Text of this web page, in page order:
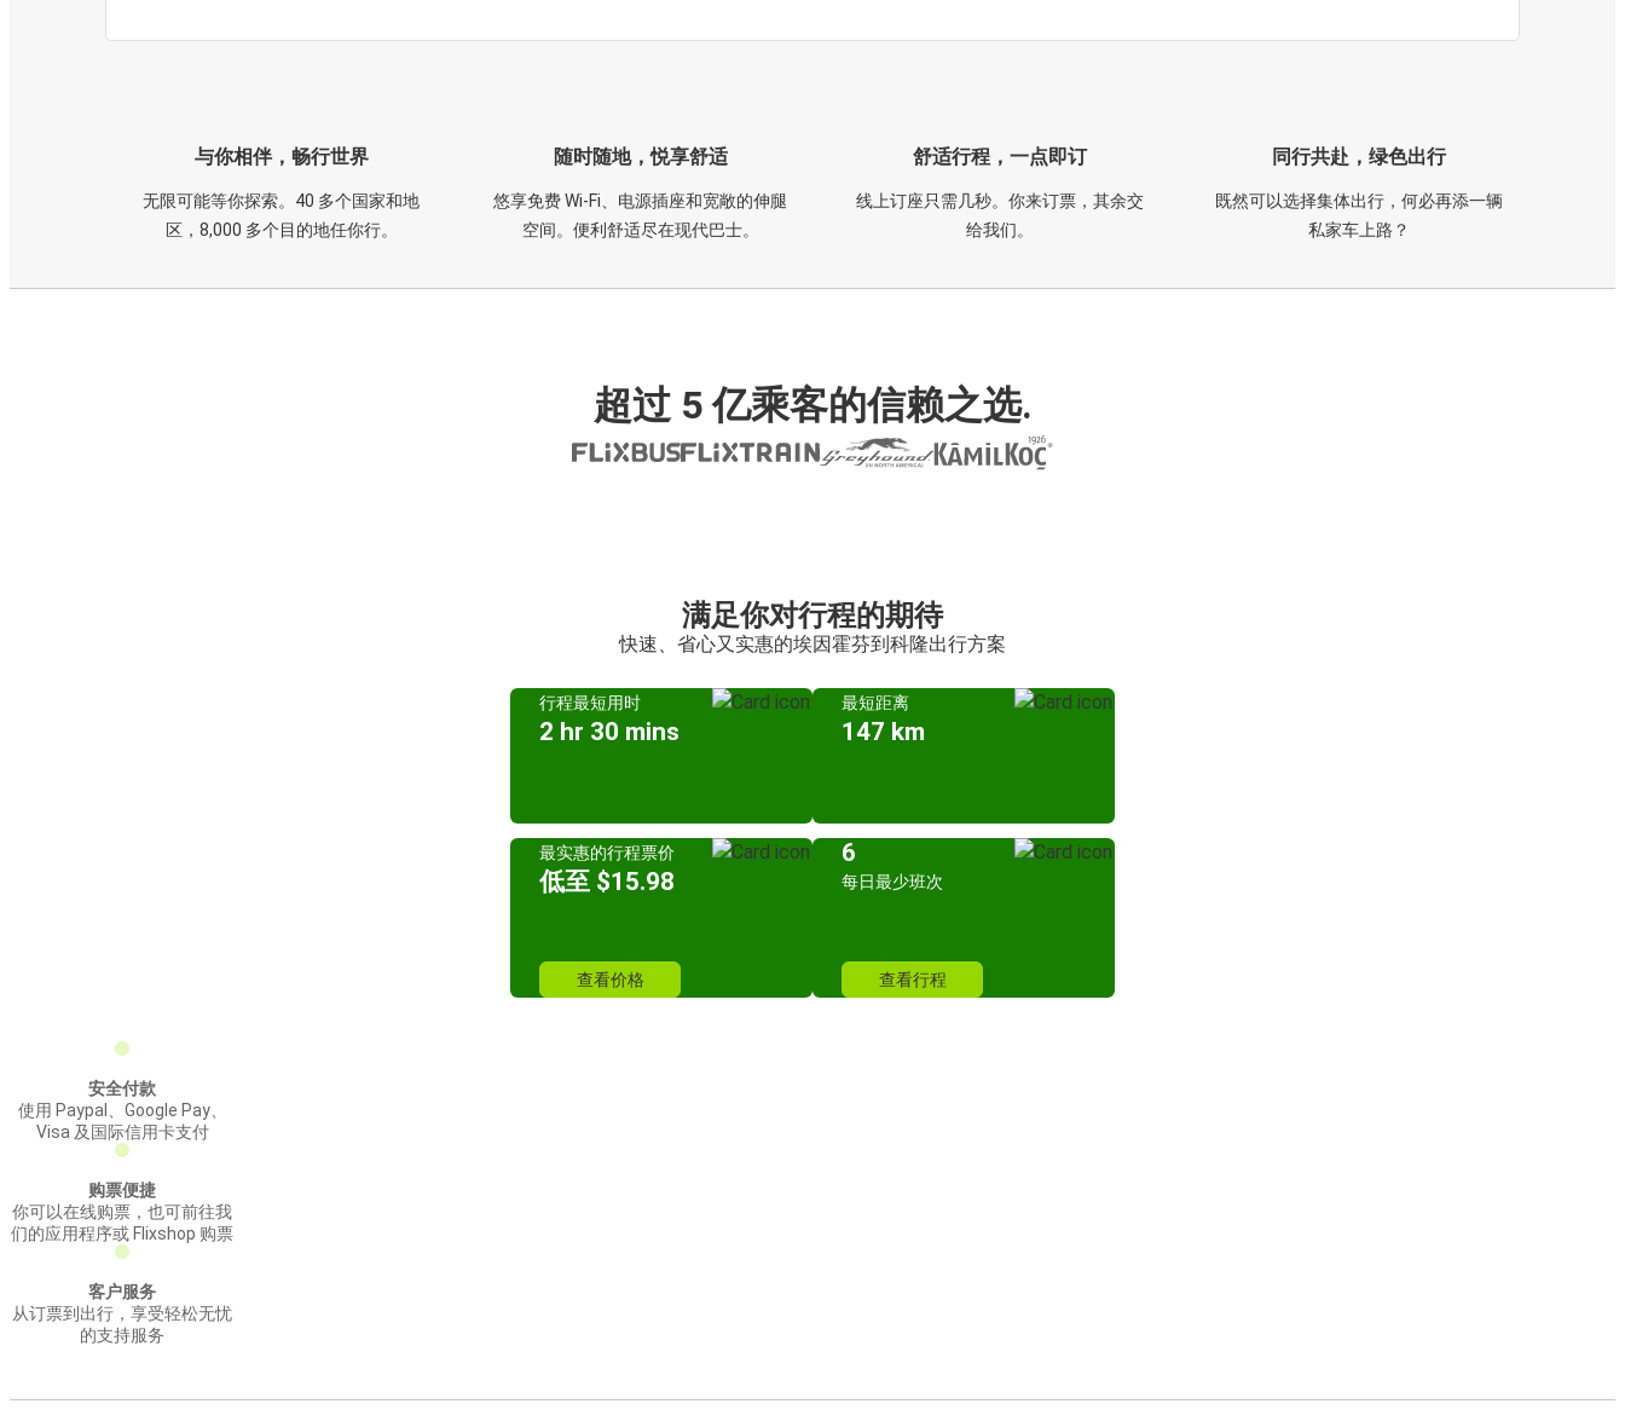
与你相伴，畅行世界
无限可能等你探索。40 多个国家和地
区，8,000 多个目的地任你行。
随时随地，悦享舒适
悠享免费 Wi-Fi、电源插座和宽敞的伸腿
空间。便利舒适尽在现代巴士。
舒适行程，一点即订
线上订座只需几秒。你来订票，其余交
给我们。
同行共赴，绿色出行
既然可以选择集体出行，何必再添一辆
私家车上路？
超过 5 亿乘客的信赖之选.
满足你对行程的期待
快速、省心又实惠的埃因霍芬到科隆出行方案
行程最短用时
2 hr 30 mins
最短距离
147 km
最实惠的行程票价
低至 $15.98
查看价格
6
每日最少班次
查看行程
安全付款
使用 Paypal、Google Pay、
Visa 及国际信用卡支付
购票便捷
你可以在线购票，也可前往我
们的应用程序或 Flixshop 购票
客户服务
从订票到出行，享受轻松无忧
的支持服务